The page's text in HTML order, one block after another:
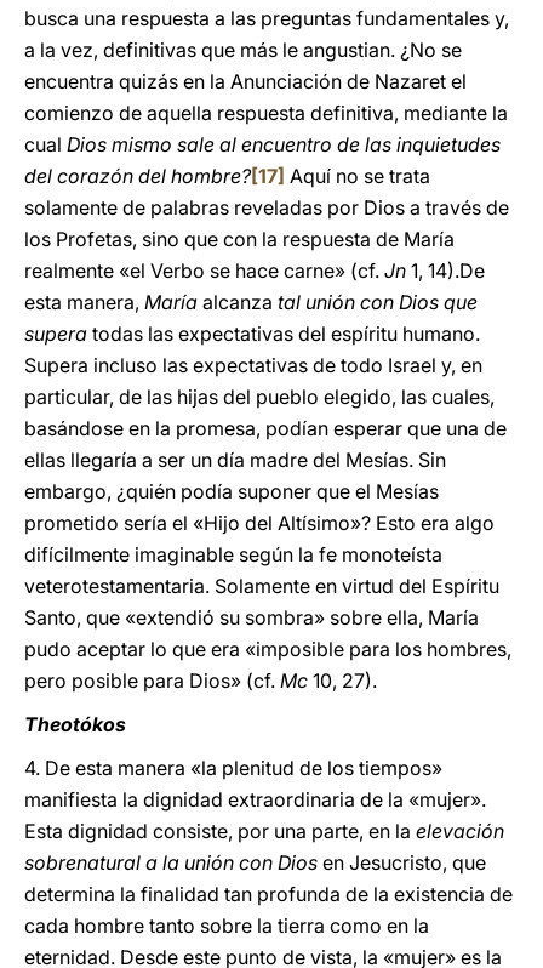
busca una respuesta a las preguntas fundamentales y,
a la vez, definitivas que más le angustian. ¿No se
encuentra quizás en la Anunciación de Nazaret el
comienzo de aquella respuesta definitiva, mediante la
cual Dios mismo sale al encuentro de las inquietudes
del corazón del hombre?[17] Aquí no se trata
solamente de palabras reveladas por Dios a través de
los Profetas, sino que con la respuesta de María
realmente «el Verbo se hace carne» (cf. Jn 1, 14).De
esta manera, María alcanza tal unión con Dios que
supera todas las expectativas del espíritu humano.
Supera incluso las expectativas de todo Israel y, en
particular, de las hijas del pueblo elegido, las cuales,
basándose en la promesa, podían esperar que una de
ellas llegaría a ser un día madre del Mesías. Sin
embargo, ¿quién podía suponer que el Mesías
prometido sería el «Hijo del Altísimo»? Esto era algo
difícilmente imaginable según la fe monoteísta
veterotestamentaria. Solamente en virtud del Espíritu
Santo, que «extendió su sombra» sobre ella, María
pudo aceptar lo que era «imposible para los hombres,
pero posible para Dios» (cf. Mc 10, 27).
Theotókos
4. De esta manera «la plenitud de los tiempos»
manifiesta la dignidad extraordinaria de la «mujer».
Esta dignidad consiste, por una parte, en la elevación
sobrenatural a la unión con Dios en Jesucristo, que
determina la finalidad tan profunda de la existencia de
cada hombre tanto sobre la tierra como en la
eternidad. Desde este punto de vista, la «mujer» es la